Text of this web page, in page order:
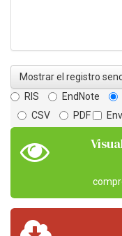
Mostrar el registro
RIS
EndNote
CSV
PDF